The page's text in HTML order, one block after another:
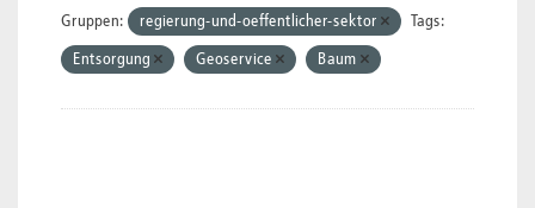
Gruppen: regierung-und-oeffentlicher-sektor Tags:
Entsorgung Geoservice Baum